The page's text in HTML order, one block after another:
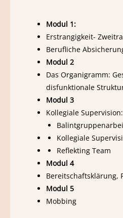
Modul 1:
Erstrangigkeit-
Berufliche
Modul 2
Das Organigramm:
disfunktionale
Modul 3
Kollegiale Supervision:
Kollegiale
Reflekting Team
Modul 4
Bereitschaftsklärung,
Modul 5
Mobbing